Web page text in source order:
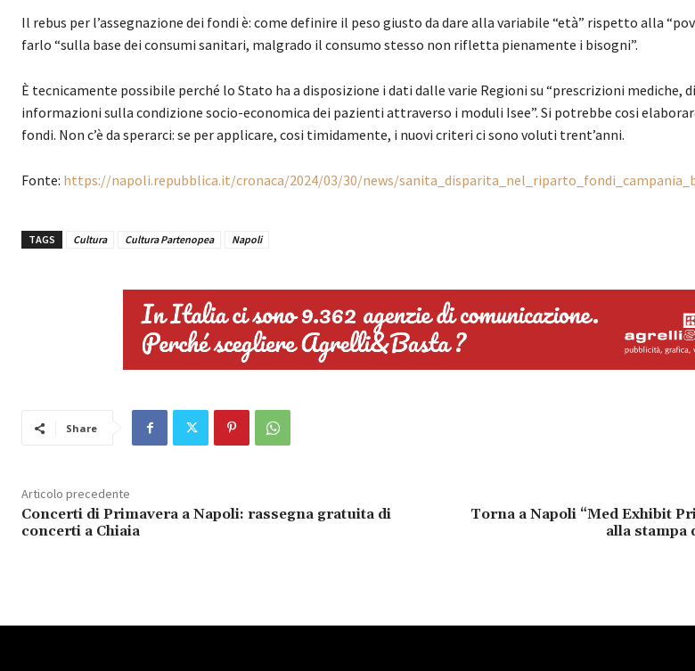
Il rebus per l’assegnazione dei fondi è: come definire il peso giusto da dare alla variabile “età” rispetto alla
farlo “sulla base dei consumi sanitari, malgrado il consumo stesso non rifletta pienamente i bisogni”.
È tecnicamente possibile perché lo Stato ha a disposizione i dati dalle varie Regioni su “prescrizioni mediche,
informazioni sulla condizione socio-economica dei pazienti attraverso i moduli Isee”. Si potrebbe cosi
fondi. Non c’è da sperarci: se per applicare, cosi timidamente, i nuovi criteri ci sono voluti trent’anni.
Fonte: https://napoli.repubblica.it/cronaca/2024/03/30/news/
TAGS Cultura Cultura Partenopea Napoli
Share
Articolo precedente
Concerti di Primavera a Napoli: rassegna gratuita di
concerti a Chiaia
Torna a Napoli “Med Exhibit
alla stampa